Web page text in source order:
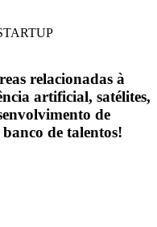
relacionadas à
artificial, satélites,
de
de talentos!